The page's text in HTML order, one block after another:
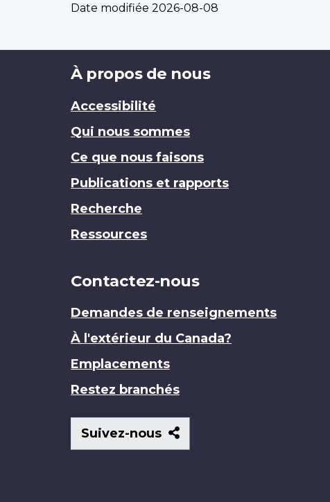
Date modifiée 2026-08-08
Brand
À propos de nous
Accessibilité
Qui nous sommes
Ce que nous faisons
Publications et rapports
Recherche
Ressources
Contactez-nous
Demandes de renseignements
À l'extérieur du Canada?
Emplacements
Restez branchés
Suivez-nous
Suivez-
nous